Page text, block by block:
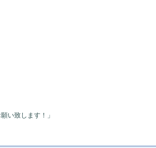
い致します！」